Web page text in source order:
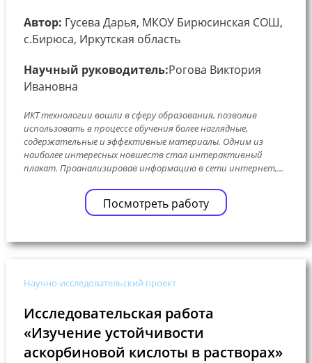
Автор: Гусева Дарья, МКОУ Бирюсинская СОШ,
с.Бирюса, Иркутская область
Научный руководитель:Рогова Виктория
Ивановна
ИКТ технологии вошли в сферу образования, позволив
использовать в процессе обучения более наглядные,
содержательные и эффективные материалы. Одним из
наиболее интересных новшеств стал интерактивный
плакат. Проанализировав информацию в сети интернет,...
Посмотреть работу
Научно-исследовательский проект
Исследовательская работа
«Изучение устойчивости
аскорбиновой кислоты в растворах»